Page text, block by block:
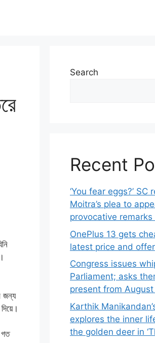
জন্য
গত
Search
Recent
‘You fear eggs?’ SC
Moitra’s plea to
provocative remarks
OnePlus 13 gets
latest price and offer
Congress issues
Parliament; asks
present from August
Karthik Manikandan’s
explores the inner
the golden deer in